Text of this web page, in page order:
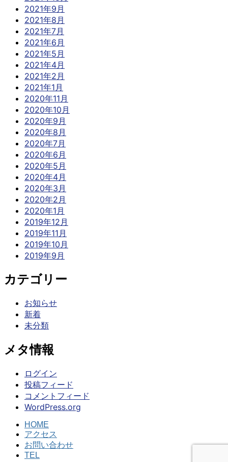
2021年9月
2021年8月
2021年7月
2021年6月
2021年5月
2021年4月
2021年2月
2021年1月
2020年11月
2020年10月
2020年9月
2020年8月
2020年7月
2020年6月
2020年5月
2020年4月
2020年3月
2020年2月
2020年1月
2019年12月
2019年11月
2019年10月
2019年9月
カテゴリー
お知らせ
新着
未分類
メタ情報
ログイン
投稿フィード
コメントフィード
WordPress.org
HOME
アクセス
お問い合わせ
TEL